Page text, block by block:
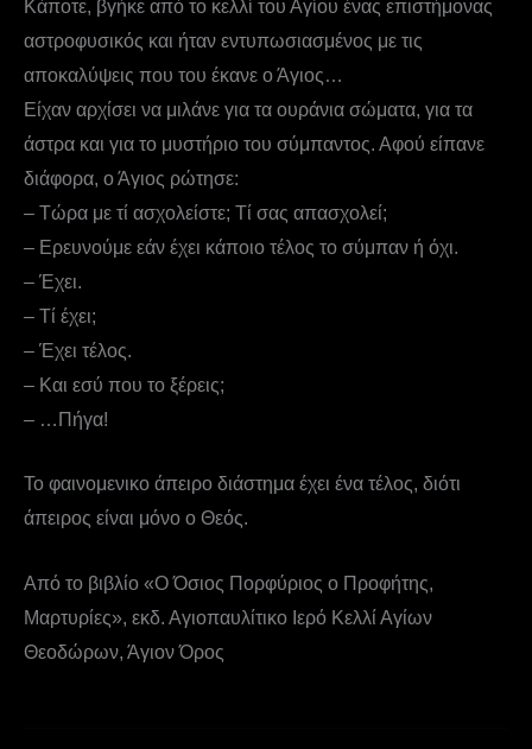
Κάποτε, βγήκε από το κελλί του Αγίου ένας επιστήμονας
αστροφυσικός και ήταν εντυπωσιασμένος με τις
αποκαλύψεις που του έκανε ο Άγιος…
Είχαν αρχίσει να μιλάνε για τα ουράνια σώματα, για τα
άστρα και για το μυστήριο του σύμπαντος. Αφού είπανε
διάφορα, ο Άγιος ρώτησε:
– Τώρα με τί ασχολείστε; Τί σας απασχολεί;
– Ερευνούμε εάν έχει κάποιο τέλος το σύμπαν ή όχι.
– Έχει.
– Τί έχει;
– Έχει τέλος.
– Και εσύ που το ξέρεις;
– …Πήγα!
Το φαινομενικο άπειρο διάστημα έχει ένα τέλος, διότι
άπειρος είναι μόνο ο Θεός.
Από το βιβλίο «Ο Όσιος Πορφύριος ο Προφήτης,
Μαρτυρίες», εκδ. Αγιοπαυλίτικο Ιερό Κελλί Αγίων
Θεοδώρων, Άγιον Όρος